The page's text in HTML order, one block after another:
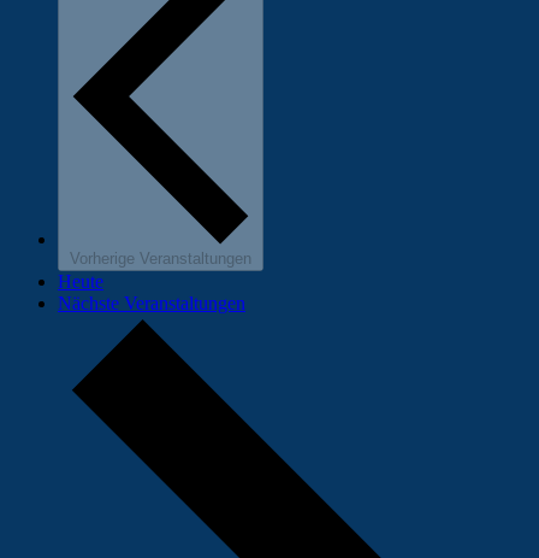
Vorherige Veranstaltungen
Heute
Nächste Veranstaltungen